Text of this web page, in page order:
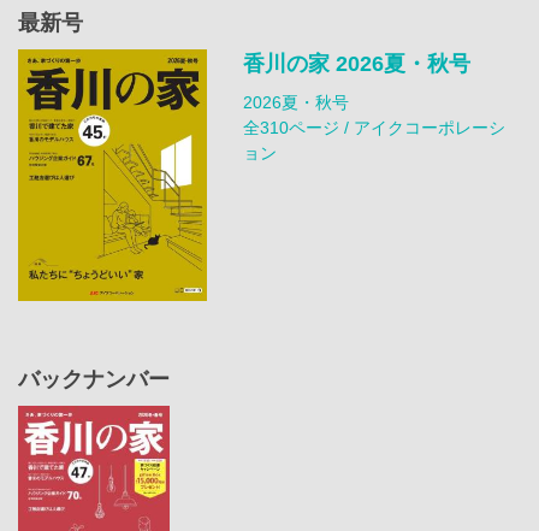
最新号
香川の家 2026夏・秋号
2026夏・秋号
全310ページ / アイクコーポレーシ
ョン
バックナンバー